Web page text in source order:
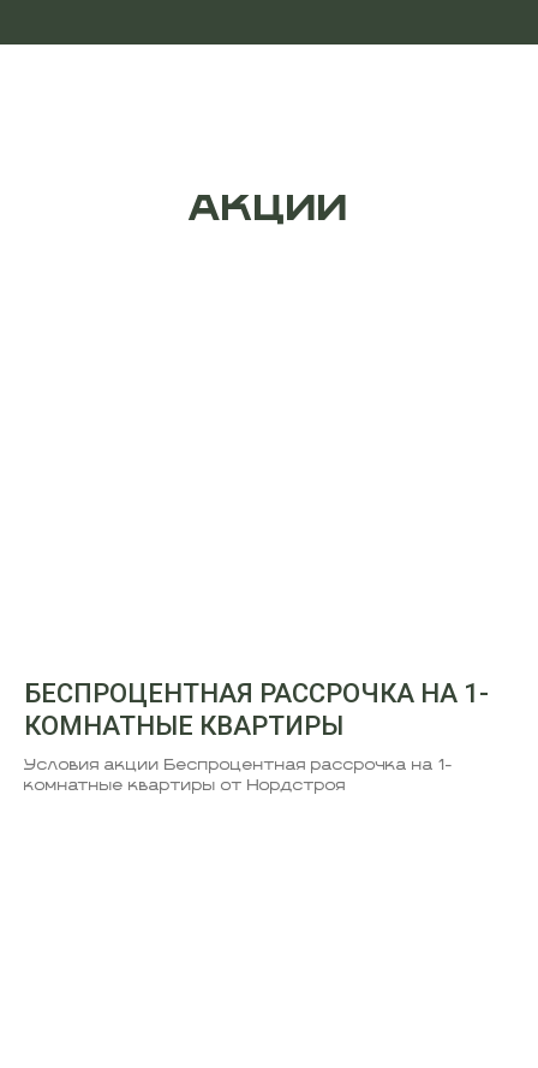
АКЦИИ
БЕСПРОЦЕНТНАЯ РАССРОЧКА НА 1-
КОМНАТНЫЕ КВАРТИРЫ
Условия акции Беспроцентная рассрочка на 1-
комнатные квартиры от Нордстроя